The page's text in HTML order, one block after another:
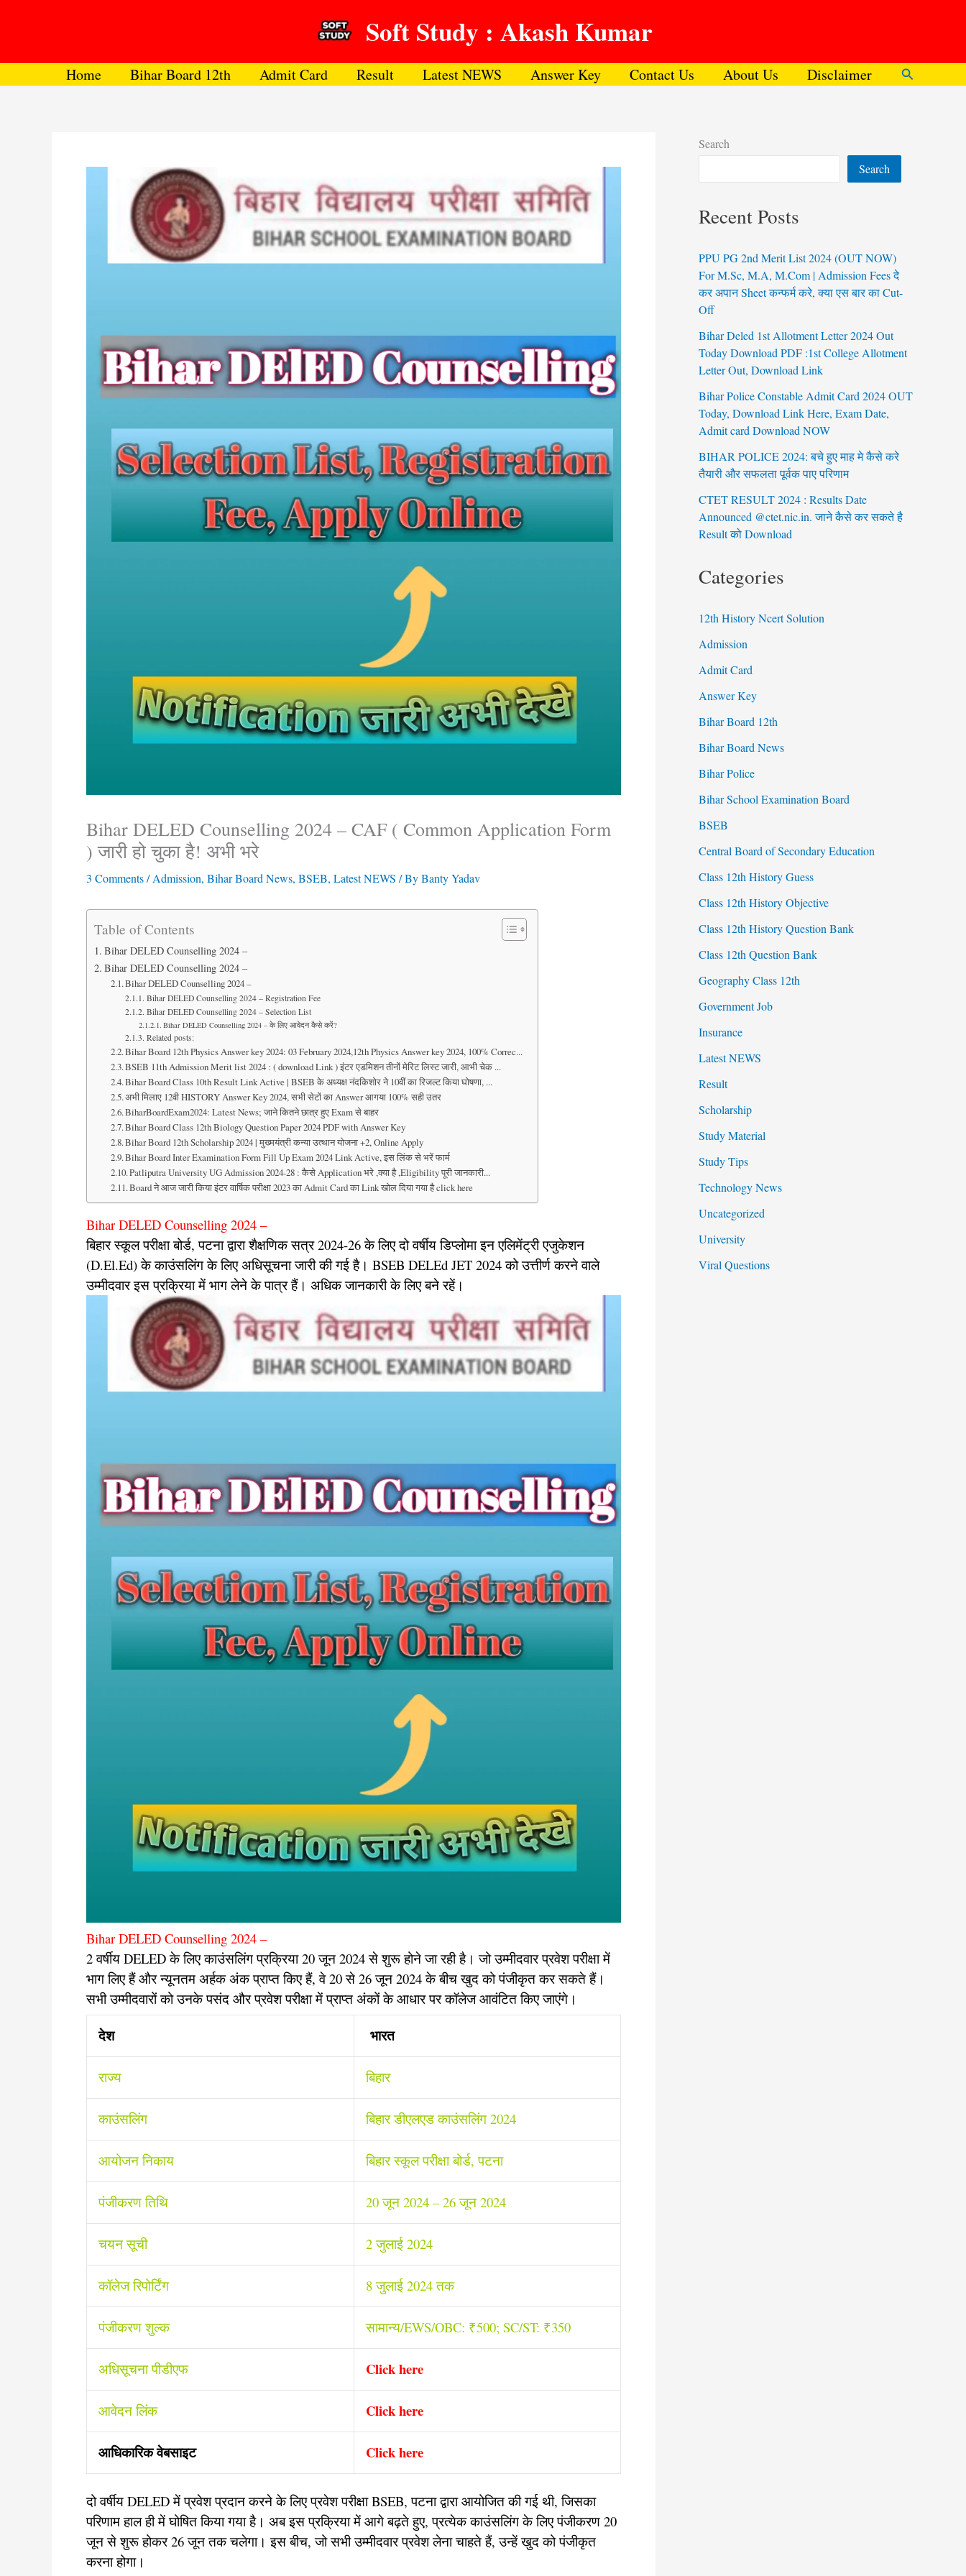
Soft Study : Akash Kumar
Home Bihar Board 12th Admit Card Result Latest NEWS Answer Key Contact Us About Us Disclaimer Search
Bihar DELED Counselling 2024 – CAF ( Common Application Form
) जारी हो चुका है! अभी भरे
3 Comments/Admission, Bihar Board News, BSEB, Latest NEWS / ByBanty Yadav
Table of Contents
Bihar DELED Counselling 2024 –
Bihar DELED Counselling 2024 –
Bihar DELED Counselling 2024 –
Bihar DELED Counselling 2024 – Registration Fee
Bihar DELED Counselling 2024 – Selection List
Bihar DELED Counselling 2024 – के लिए आवेदन कैसे करें?
Related posts:
Bihar Board 12th Physics Answer key 2024: 03 February 2024,12th Physics Answer key 2024, 100% Correc...
BSEB 11th Admission Merit list 2024 : ( download Link ) इंटर एडमिशन तीनों मेरिट लिस्ट जारी, आभी चेक ...
Bihar Board Class 10th Result Link Active | BSEB के अध्यक्ष नंदकिशोर ने 10वीं का रिजल्ट किया घोषणा, ...
अभी मिलाए 12वी HISTORY Answer Key 2024, सभी सेटों का Answer आगया 100% सही उतर
BiharBoardExam2024: Latest News; जाने कितने छात्र हुए Exam से बाहर
Bihar Board Class 12th Biology Question Paper 2024 PDF with Answer Key
Bihar Board 12th Scholarship 2024 | मुख्मयंत्री कन्या उत्थान योजना +2, Online Apply
Bihar Board Inter Examination Form Fill Up Exam 2024 Link Active, इस लिंक से भरें फार्म
Patliputra University UG Admission 2024-28 : कैसे Application भरे ,क्या है ,Eligibility पूरी जानकारी...
Board ने आज जारी किया इंटर वार्षिक परीक्षा 2023 का Admit Card का Link खोल दिया गया है click here
Bihar DELED Counselling 2024 –
बिहार स्कूल परीक्षा बोर्ड, पटना द्वारा शैक्षणिक सत्र 2024-26 के लिए दो वर्षीय डिप्लोमा इन एलिमेंट्री एजुकेशन
(D.El.Ed) के काउंसलिंग के लिए अधिसूचना जारी की गई है। BSEB DELEd JET 2024 को उत्तीर्ण करने वाले
उम्मीदवार इस प्रक्रिया में भाग लेने के पात्र हैं। अधिक जानकारी के लिए बने रहें।
Bihar DELED Counselling 2024 –
2 वर्षीय DELED के लिए काउंसलिंग प्रक्रिया 20 जून 2024 से शुरू होने जा रही है। जो उम्मीदवार प्रवेश परीक्षा में
भाग लिए हैं और न्यूनतम अर्हक अंक प्राप्त किए हैं, वे 20 से 26 जून 2024 के बीच खुद को पंजीकृत कर सकते हैं।
सभी उम्मीदवारों को उनके पसंद और प्रवेश परीक्षा में प्राप्त अंकों के आधार पर कॉलेज आवंटित किए जाएंगे।
देश भारत
राज्य बिहार
काउंसलिंग बिहार डीएलएड काउंसलिंग 2024
आयोजन निकाय बिहार स्कूल परीक्षा बोर्ड, पटना
पंजीकरण तिथि 20 जून 2024 – 26 जून 2024
चयन सूची 2 जुलाई 2024
कॉलेज रिपोर्टिंग 8 जुलाई 2024 तक
पंजीकरण शुल्क सामान्य/EWS/OBC: ₹500; SC/ST: ₹350
अधिसूचना पीडीएफ Click here
आवेदन लिंक Click here
आधिकारिक वेबसाइट Click here
दो वर्षीय DELED में प्रवेश प्रदान करने के लिए प्रवेश परीक्षा BSEB, पटना द्वारा आयोजित की गई थी, जिसका
परिणाम हाल ही में घोषित किया गया है। अब इस प्रक्रिया में आगे बढ़ते हुए, प्रत्येक काउंसलिंग के लिए पंजीकरण 20
जून से शुरू होकर 26 जून तक चलेगा। इस बीच, जो सभी उम्मीदवार प्रवेश लेना चाहते हैं, उन्हें खुद को पंजीकृत
करना होगा।
Search
Search
Recent Posts
PPU PG 2nd Merit List 2024 (OUT NOW)
For M.Sc, M.A, M.Com | Admission Fees दे
कर अपान Sheet कन्फर्म करे, क्या एस बार का Cut-
Off
Bihar Deled 1st Allotment Letter 2024 Out
Today Download PDF :1st College Allotment
Letter Out, Download Link
Bihar Police Constable Admit Card 2024 OUT
Today, Download Link Here, Exam Date,
Admit card Download NOW
BIHAR POLICE 2024: बचे हुए माह मे कैसे करे
तैयारी और सफलता पूर्वक पाए परिणाम
CTET RESULT 2024 : Results Date
Announced @ctet.nic.in. जाने कैसे कर सकते है
Result को Download
Categories
12th History Ncert Solution
Admission
Admit Card
Answer Key
Bihar Board 12th
Bihar Board News
Bihar Police
Bihar School Examination Board
BSEB
Central Board of Secondary Education
Class 12th History Guess
Class 12th History Objective
Class 12th History Question Bank
Class 12th Question Bank
Geography Class 12th
Government Job
Insurance
Latest NEWS
Result
Scholarship
Study Material
Study Tips
Technology News
Uncategorized
University
Viral Questions